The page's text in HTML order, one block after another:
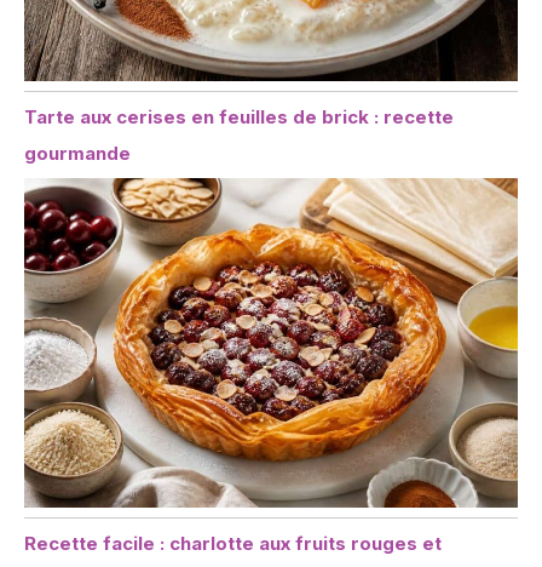
Tarte aux cerises en feuilles de brick : recette
gourmande
Recette facile : charlotte aux fruits rouges et